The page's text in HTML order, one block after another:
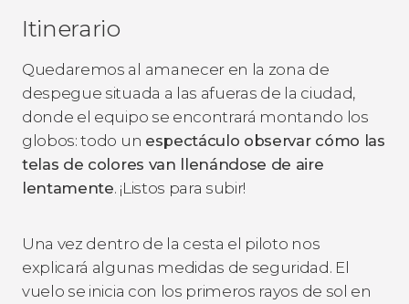
Itinerario
Quedaremos al amanecer en la zona de
despegue situada a las afueras de la ciudad,
donde el equipo se encontrará montando los
globos: todo un espectáculo observar cómo las
telas de colores van llenándose de aire
lentamente. ¡Listos para subir!
Una vez dentro de la cesta el piloto nos
explicará algunas medidas de seguridad. El
vuelo se inicia con los primeros rayos de sol en